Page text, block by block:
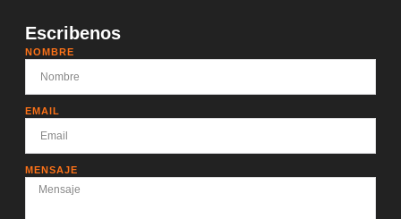
Escribenos
NOMBRE
EMAIL
MENSAJE